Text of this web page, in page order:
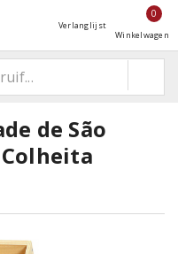
Verlanglijst
0
Winkelwagen
de São